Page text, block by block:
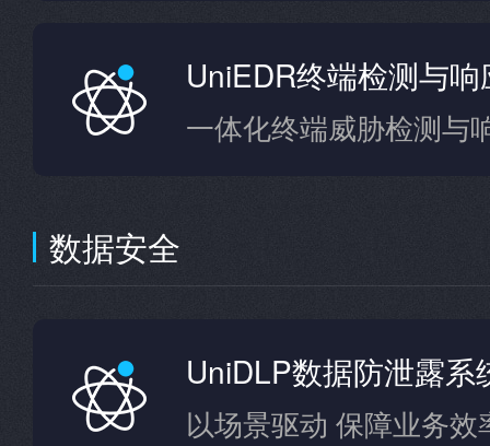
UniEDR终端检测与
一体化终端威胁检测与
数据安全
UniDLP数据防泄露系
以场景驱动 保障业务效